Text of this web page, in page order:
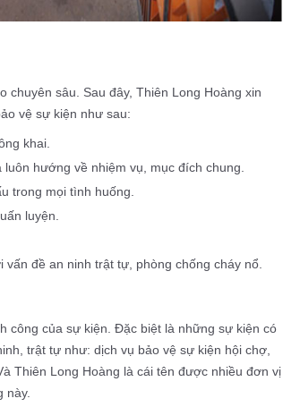
sâu. Sau đây, Thiên Long Hoàng xin
vệ sự kiện như sau:
khai.
hướng về nhiệm vụ, mục đích chung.
trong mọi tình huống.
luyện.
đề an ninh trật tự, phòng chống cháy nổ.
công của sự kiện. Đặc biệt là những sự kiện có
trật tự như: dịch vụ bảo vệ sự kiện hội chợ,
Thiên Long Hoàng là cái tên được nhiều đơn vị
này.